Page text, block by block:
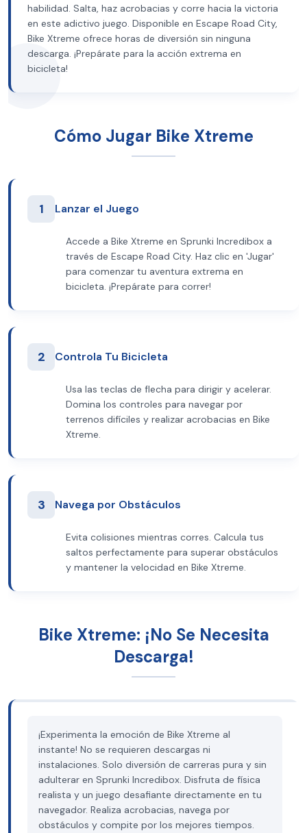
habilidad. Salta, haz acrobacias y corre hacia la victoria
en este adictivo juego. Disponible en Escape Road City,
Bike Xtreme ofrece horas de diversión sin ninguna
descarga. ¡Prepárate para la acción extrema en
bicicleta!
Cómo Jugar Bike Xtreme
1 Lanzar el Juego
Accede a Bike Xtreme en Sprunki Incredibox a
través de Escape Road City. Haz clic en 'Jugar'
para comenzar tu aventura extrema en
bicicleta. ¡Prepárate para correr!
2 Controla Tu Bicicleta
Usa las teclas de flecha para dirigir y acelerar.
Domina los controles para navegar por
terrenos difíciles y realizar acrobacias en Bike
Xtreme.
3 Navega por Obstáculos
Evita colisiones mientras corres. Calcula tus
saltos perfectamente para superar obstáculos
y mantener la velocidad en Bike Xtreme.
Bike Xtreme: ¡No Se Necesita
Descarga!
¡Experimenta la emoción de Bike Xtreme al
instante! No se requieren descargas ni
instalaciones. Solo diversión de carreras pura y sin
adulterar en Sprunki Incredibox. Disfruta de física
realista y un juego desafiante directamente en tu
navegador. Realiza acrobacias, navega por
obstáculos y compite por los mejores tiempos.